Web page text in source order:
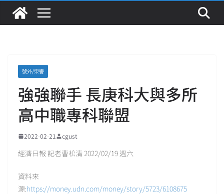
號外/榮譽
強強聯手 長庚科大與多所
高中職專科聯盟
2022-02-21 cgust
經濟日報 記者曹松清 2022/02/19 週六
資料來
源:https://money.udn.com/money/story/5723/6108675